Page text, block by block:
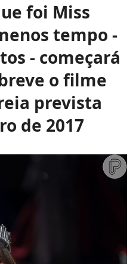
foi Miss
tempo -
- começará
o filme
prevista
de 2017